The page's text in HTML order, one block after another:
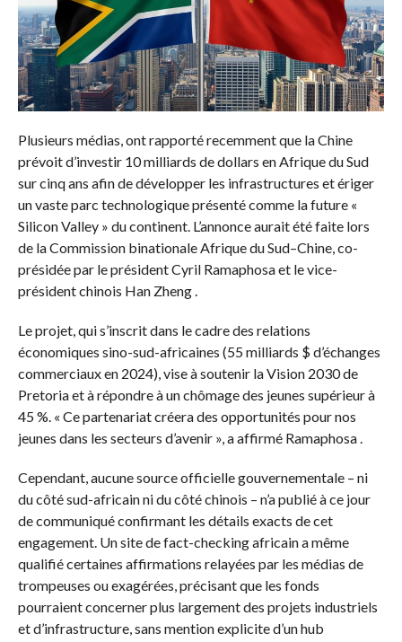
Plusieurs médias, ont rapporté recemment que la Chine
prévoit d’investir 10 milliards de dollars en Afrique du Sud
sur cinq ans afin de développer les infrastructures et ériger
un vaste parc technologique présenté comme la future «
Silicon Valley » du continent. L’annonce aurait été faite lors
de la Commission binationale Afrique du Sud–Chine, co-
présidée par le président Cyril Ramaphosa et le vice-
président chinois Han Zheng .
Le projet, qui s’inscrit dans le cadre des relations
économiques sino-sud-africaines (55 milliards $ d’échanges
commerciaux en 2024), vise à soutenir la Vision 2030 de
Pretoria et à répondre à un chômage des jeunes supérieur à
45 %. « Ce partenariat créera des opportunités pour nos
jeunes dans les secteurs d’avenir », a affirmé Ramaphosa .
Cependant, aucune source officielle gouvernementale – ni
du côté sud-africain ni du côté chinois – n’a publié à ce jour
de communiqué confirmant les détails exacts de cet
engagement. Un site de fact-checking africain a même
qualifié certaines affirmations relayées par les médias de
trompeuses ou exagérées, précisant que les fonds
pourraient concerner plus largement des projets industriels
et d’infrastructure, sans mention explicite d’un hub